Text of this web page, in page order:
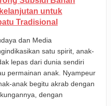
untuk
Tradisional
dan Media
satu spirit, anak-
lepas dari dunia sendiri
permainan anak. Nyampeur
anak begitu akrab dengan
dengan